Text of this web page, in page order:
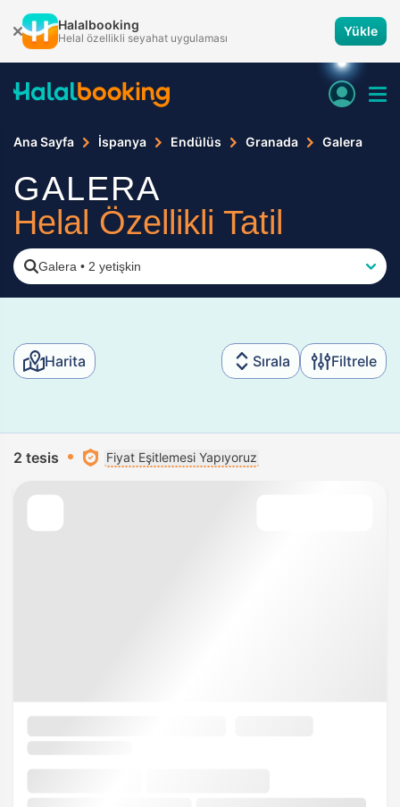
Halalbooking
Helal özellikli seyahat uygulaması Yükle
Ana Sayfa İspanya Endülüs Granada Galera
GALERA
Helal Özellikli Tatil
Galera • 2 yetişkin
Harita Sırala Filtrele
2 tesis Fiyat Eşitlemesi Yapıyoruz